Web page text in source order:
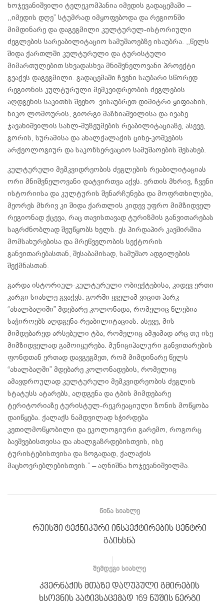
ხოჯევანიშვილი ტელეკომპანია იმედის გადაცემაში –
,,იმედის დღე” სტუმრად იმყოფებოდა და რეგიონში
მიმდინარე და დაგეგმილი კულტურულ-ისტორიული
ძეგლების სარეაბილიტაციო სამუშაოებზე ისაუბრა. ,,წელს
შიდა ქართლში კულტურული და ტურისტული
მიმართულებით სხვადასხვა მნიშვნელოვანი პროექტი
გვაქვს დაგეგმილი. გადაცემაში ჩვენი საუბარი სწორედ
რეგიონის კულტურული მემკვიდრეობის ძეგლების
აღდგენის საკითხს შეეხო. ვისაუბრეთ დიმიტრი ყიფიანის,
ნიკო ლომოურის, გიორგი მაზნიაშვილისა და ივანე
ჯავახიშვილის სახლ-მუზეუმების რეაბილიტაციაზე, ასევე,
გორის, სურამისა და ახალქალაქის ციხე-კოშკების
არქეოლოგიურ და საკონსერვაციო სამუშაოების შესახებ.
კულტურული მემკვიდრეობის ძეგლების რეაბილიტაციას
ორი მნიშვნელოვანი დატვირთვა აქვს. ერთის მხრივ, ჩვენი
ისტორიისა და კულტურის შენარჩუნება და მოფრთხილება,
მეორეს მხრივ კი შიდა ქართლის კიდევ უფრო მიმზიდველ
რეგიონად ქცევა, რაც თავისთავად ტურიზმის განვითარებას
საგრძნობლად შეუწყობს ხელს. ეს პირდაპირ კავშირშია
მომსახურებისა და მრეწველობის სექტორის
განვითარებასთან, შესაბამისად, სამუშაო ადგილების
შექმნასთან.
გარდა ისტორიულ-კულტურული ობიექტებისა, კიდევ ერთი
კარგი სიახლე გვაქვს. გორში ყველამ ვიცით პარკ
“ახალბაღიში” მდებარე კოლონადა, რომელიც წლებია
საჭიროებს აღდგენა-რეაბილიტაციას. ასევე, მის
მიმდებარედ არსებული ტბა, რომელიც ამჟამად არც თუ ისე
მიმზიდველად გამოიყურება. მუნიციპალური განვითარების
ფონდთან ერთად დავგეგმეთ, რომ მიმდინარე წელს
“ახალბაღში” მდებარე კოლონადების, რომელიც
ამავდროულად კულტურული მემკვიდრეობის ძეგლის
სტატუსს ატარებს, აღდგენა და ტბის მიმდებარე
ტერიტორიაზე ტურისტულ-რეკრეაციული ზონის მოწყობა
დაიწყება. ქალაქს ნამდვილად სჭირდება
კეთილმოწყობილი და ეკოლოგიური გარემო, როგორც
ბავშვებისთვისა და ახალგაზრდებისთვის, ისე
ტურისტებისთვისა და ზოგადად, ქალაქის
მაცხოვრებლებისთვის.” – აღნიშნა ხოჯევანიშვილმა.
ᲬᲘᲜᲐ ᲡᲘᲐᲮᲚᲔ
რუისში ტექნიკური ინსპექტირების ცენტრი
გაიხსნა
ᲨᲔᲛᲓᲔᲒᲘ ᲡᲘᲐᲮᲚᲔ
კვერნაქის მთაზე დაღუპული გმირების
ხსოვნის პატივსაცემად 169 ნუშის ნერგი